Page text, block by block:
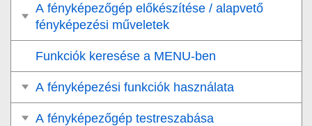
A fényképezőgép előkészítése / alapvető
fényképezési műveletek
Funkciók keresése a MENU-ben
A fényképezési funkciók használata
A fényképezőgép testreszabása